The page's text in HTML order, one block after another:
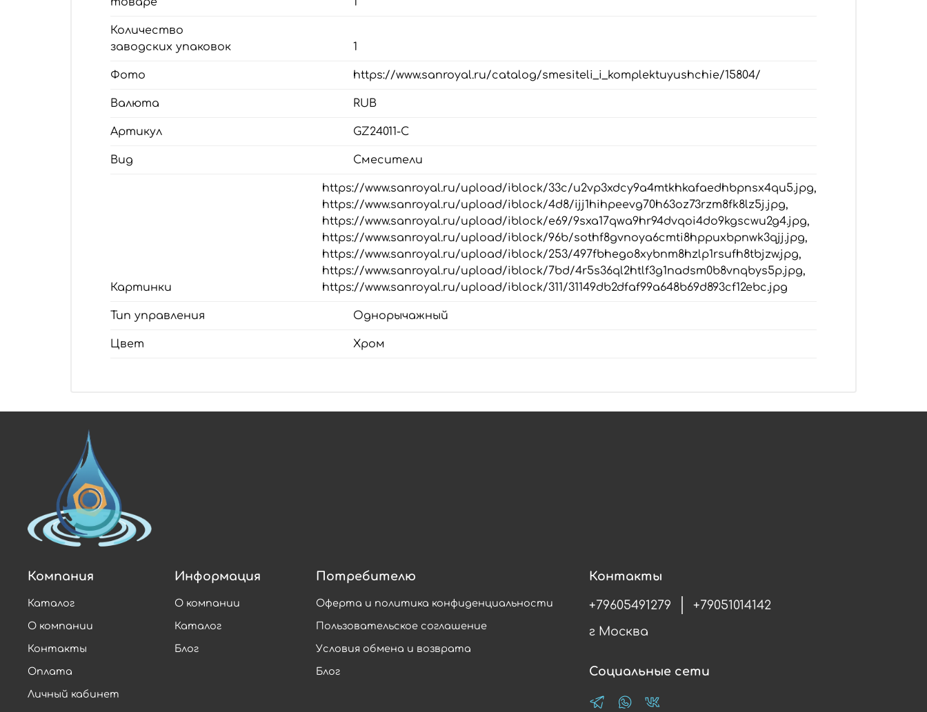
Количество
заводских упаковок
1
Фото https://www.sanroyal.ru/catalog/smesiteli_i_komplektuyushchie/15804/
Валюта RUB
Артикул GZ24011-C
Вид Смесители
Картинки
https://www.sanroyal.ru/upload/iblock/33c/u2vp3xdcy9a4mtkhkafaedhbpnsx4qu5.jpg,
https://www.sanroyal.ru/upload/iblock/4d8/ijj1hihpeevg70h63oz73rzm8fk8lz5j.jpg,
https://www.sanroyal.ru/upload/iblock/e69/9sxa17qwa9hr94dvqoi4do9kgscwu2g4.jpg,
https://www.sanroyal.ru/upload/iblock/96b/sothf8gvnoya6cmti8hppuxbpnwk3qjj.jpg,
https://www.sanroyal.ru/upload/iblock/253/497fbhego8xybnm8hzlp1rsufh8tbjzw.jpg,
https://www.sanroyal.ru/upload/iblock/7bd/4r5s36ql2htlf3g1nadsm0b8vnqbys5p.jpg,
https://www.sanroyal.ru/upload/iblock/311/31149db2dfaf99a648b69d893cf12ebc.jpg
Тип управления Однорычажный
Цвет Хром
Компания
Каталог
О компании
Контакты
Оплата
Личный кабинет
Информация
О компании
Каталог
Блог
Потребителю
Оферта и политика конфиденциальности
Пользовательское соглашение
Условия обмена и возврата
Блог
Контакты
+79605491279
+79051014142
г Москва
Социальные сети